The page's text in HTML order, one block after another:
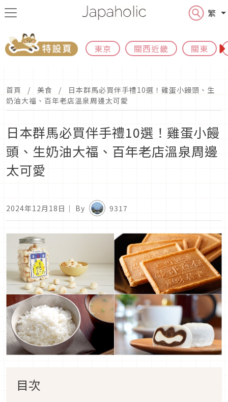
繁
東京 關西近畿 關東
首頁 美食
日本群馬必買伴手禮10選！雞蛋小饅頭、生
奶油大福、百年老店溫泉周邊太可愛
日本群馬必買伴手禮10選！雞蛋小饅
頭、生奶油大福、百年老店溫泉周邊
太可愛
2024年12月18日 ｜ By 9317
目次